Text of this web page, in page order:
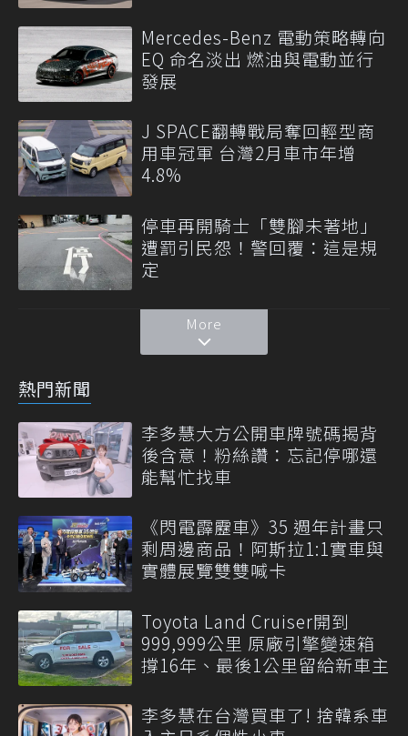
Mercedes-Benz 電動策略轉向
EQ 命名淡出 燃油與電動並行
發展
J SPACE翻轉戰局奪回輕型商
用車冠軍 台灣2月車市年增
4.8%
停車再開騎士「雙腳未著地」
遭罰引民怨！警回覆：這是規
定
More
熱門新聞
李多慧大方公開車牌號碼揭背
後含意！粉絲讚：忘記停哪還
能幫忙找車
《閃電霹靂車》35 週年計畫只
剩周邊商品！阿斯拉1:1實車與
實體展覽雙雙喊卡
Toyota Land Cruiser開到
999,999公里 原廠引擎變速箱
撐16年、最後1公里留給新車主
李多慧在台灣買車了! 捨韓系車